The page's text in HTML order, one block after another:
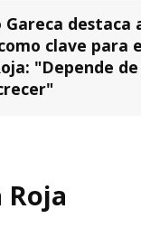
Gareca destaca
clave para
"Depende
Roja